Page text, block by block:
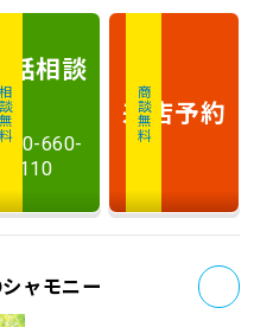
相談無料
話相談
0120-660-
110
商談無料
来店予約
ャモニー